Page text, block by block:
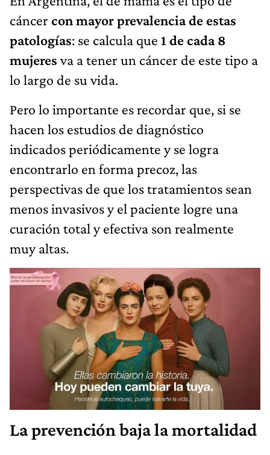
cáncer con mayor prevalencia de estas
patologías: se calcula que 1 de cada 8
mujeres va a tener un cáncer de este tipo a
lo largo de su vida.
Pero lo importante es recordar que, si se
hacen los estudios de diagnóstico
indicados periódicamente y se logra
encontrarlo en forma precoz, las
perspectivas de que los tratamientos sean
menos invasivos y el paciente logre una
curación total y efectiva son realmente
muy altas.
La prevención baja la mortalidad